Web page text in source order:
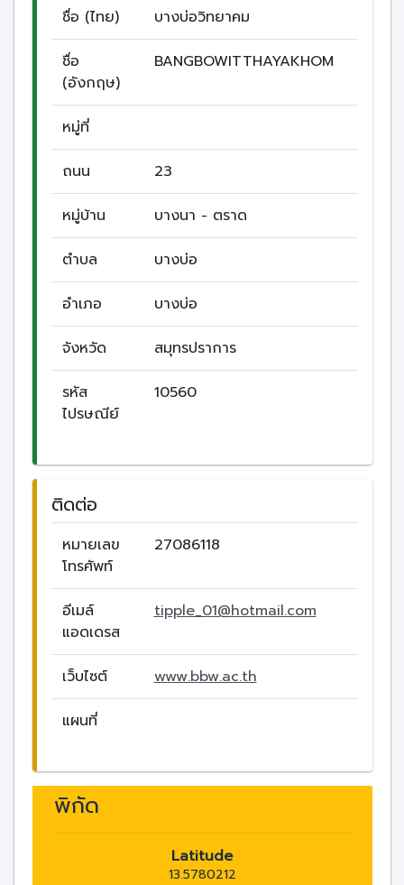
ชื่อ (ไทย) บางบ่อวิทยาคม
ชื่อ
(อังกฤษ)
BANGBOWITTHAYAKHOM
หมู่ที่
ถนน 23
หมู่บ้าน บางนา - ตราด
ตำบล บางบ่อ
อำเภอ บางบ่อ
จังหวัด สมุทรปราการ
รหัส
ไปรษณีย์
10560
ติดต่อ
หมายเลข
โทรศัพท์
27086118
อีเมล์
แอดเดรส
tipple_01@hotmail.com
เว็บไซต์ www.bbw.ac.th
แผนที่
พิกัด
Latitude
13.5780212